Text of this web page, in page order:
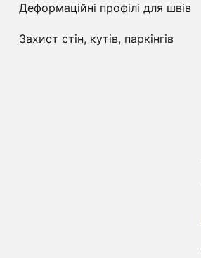
Деформаційні профілі для швів
Захист стін, кутів, паркінгів